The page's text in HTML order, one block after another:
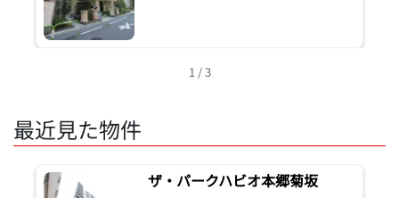
1 / 3
最近見た物件
ザ・パークハビオ本郷菊坂